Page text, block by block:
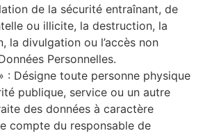
de la sécurité entraînant, de
ou illicite, la destruction, la
la divulgation ou l’accès non
Personnelles.
: Désigne toute personne physique
publique, service ou un autre
des données à caractère
compte du responsable de